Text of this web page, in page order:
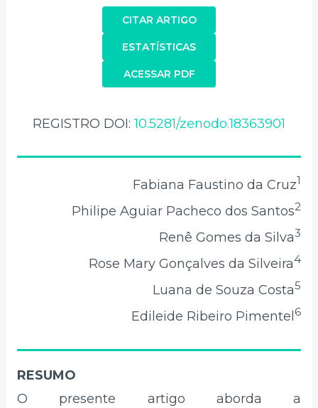
CITAR ARTIGO
ACESSAR PDF
ESTATÍSTICAS
REGISTRO DOI:10.5281/zenodo.18363901
Fabiana Faustino da Cruz1
Philipe Aguiar Pacheco dos Santos2
Renê Gomes da Silva3
Rose Mary Gonçalves da Silveira4
Luana de Souza Costa5
Edileide Ribeiro Pimentel6
RESUMO
O presente artigo aborda a